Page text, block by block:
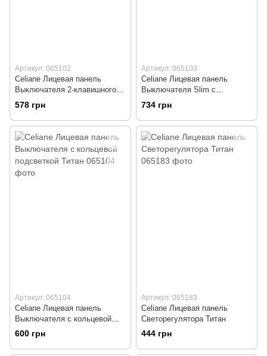
Артикул: 065102
Celiane Лицевая панель
Выключателя 2-клавишного
Slim Титан
578 грн
Артикул: 065103
Celiane Лицевая панель
Выключателя Slim с
подсветкой Титан
734 грн
Артикул: 065104
Celiane Лицевая панель
Выключателя с кольцевой
подсветкой Титан
600 грн
Артикул: 065183
Celiane Лицевая панель
Светорегулятора Титан
444 грн